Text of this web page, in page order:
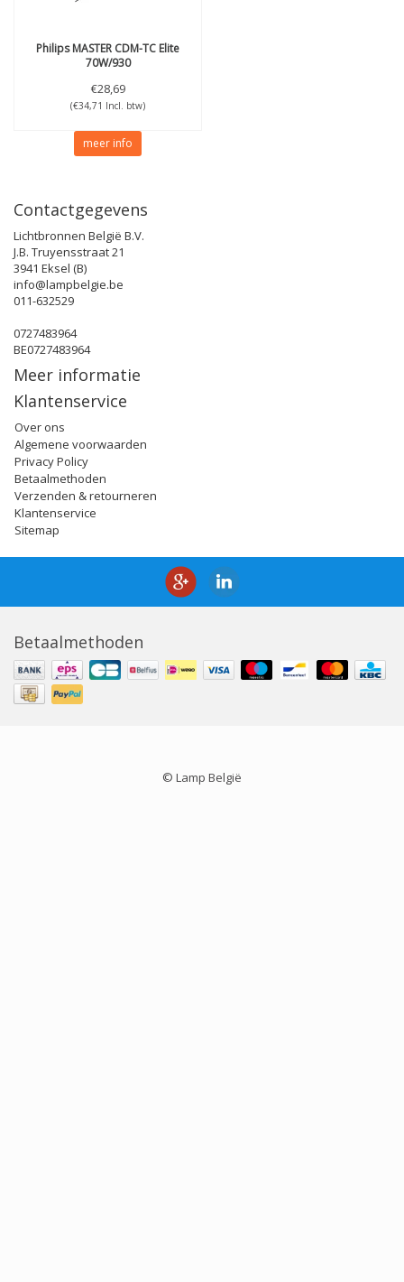
PhilipsMASTER CDM-TC Elite
70W/930
€28,69
(€34,71 Incl. btw)
meer info
Contactgegevens
Lichtbronnen België B.V.
J.B. Truyensstraat 21
3941 Eksel (B)
info@lampbelgie.be
011-632529
0727483964
BE0727483964
Meer informatie
Klantenservice
Over ons
Algemene voorwaarden
Privacy Policy
Betaalmethoden
Verzenden & retourneren
Klantenservice
Sitemap
Betaalmethoden
© Lamp België